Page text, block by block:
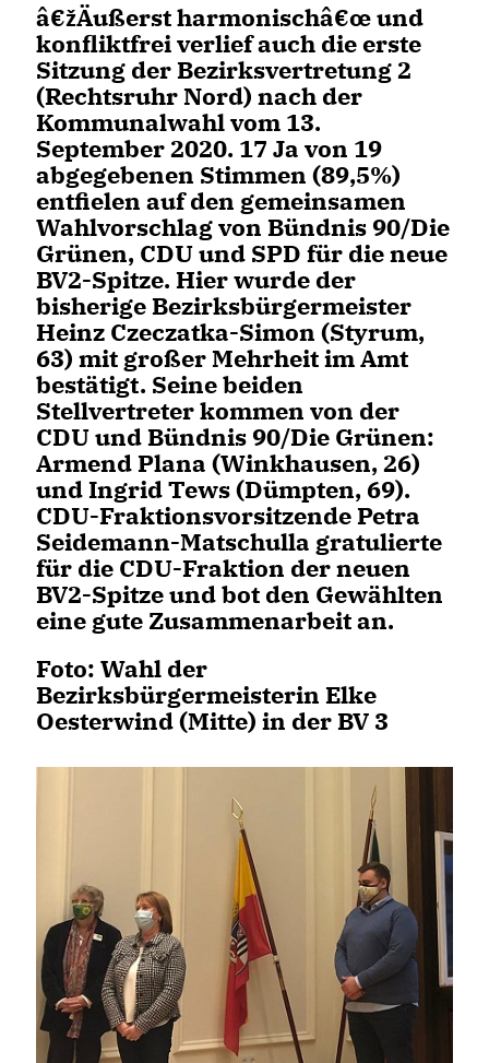
žÄußerst harmonischâ€œ und
konfliktfrei verlief auch die erste
Sitzung derBezirksvertretung 2
(Rechtsruhr Nord) nach der
Kommunalwahl vom 13.
September 2020. 17 Ja von 19
abgegebenen Stimmen (89,5%)
entfielen auf den gemeinsamen
Wahlvorschlag von Bündnis 90/Die
Grünen, CDU und SPD für die neue
BV2-Spitze. Hier wurde der
bisherige Bezirksbürgermeister
Heinz Czeczatka-Simon (Styrum,
63) mit großer Mehrheit im Amt
bestätigt. Seine beiden
Stellvertreterkommen von der
CDU und Bündnis 90/Die Grünen:
Armend Plana (Winkhausen, 26)
und Ingrid Tews (Dümpten, 69).
CDU-Fraktionsvorsitzende Petra
Seidemann-Matschulla gratulierte
für die CDU-Fraktion der neuen
BV2-Spitze und bot den Gewählten
eine gute Zusammenarbeit an.
Foto: Wahl der
Bezirksbürgermeisterin Elke
Oesterwind (Mitte) in der BV 3